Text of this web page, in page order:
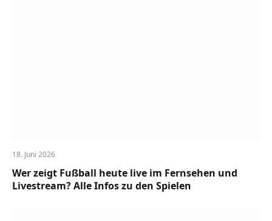
18. Juni 2026
Wer zeigt Fußball heute live im Fernsehen und
Livestream? Alle Infos zu den Spielen